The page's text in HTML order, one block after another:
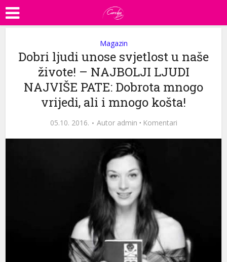
Magazin
Dobri ljudi unose svjetlost u naše
živote! – NAJBOLJI LJUDI
NAJVIŠE PATE: Dobrota mnogo
vrijedi, ali i mnogo košta!
05.10. 2016. Autor admin · Komentari